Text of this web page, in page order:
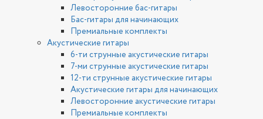
Левосторонние бас-гитары
Бас-гитары для начинающих
Премиальные комплекты
Акустические гитары
6-ти струнные акустические гитары
7-ми струнные акустические гитары
12-ти струнные акустические гитары
Акустические гитары для начинающих
Левосторонние акустические гитары
Премиальные комплекты